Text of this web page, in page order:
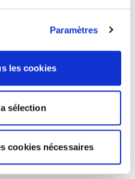
Paramètres
les cookies
sélection
cookies nécessaires